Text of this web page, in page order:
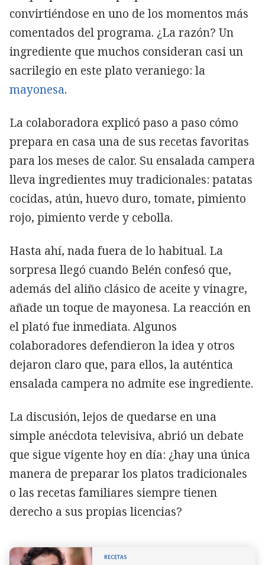
convirtiéndose en uno de los momentos más
comentados del programa. ¿La razón? Un
ingrediente que muchos consideran casi un
sacrilegio en este plato veraniego: la
mayonesa.
La colaboradora explicó paso a paso cómo
prepara en casa una de sus recetas favoritas
para los meses de calor. Su ensalada campera
lleva ingredientes muy tradicionales: patatas
cocidas, atún, huevo duro, tomate, pimiento
rojo, pimiento verde y cebolla.
Hasta ahí, nada fuera de lo habitual. La
sorpresa llegó cuando Belén confesó que,
además del aliño clásico de aceite y vinagre,
añade un toque de mayonesa. La reacción en
el plató fue inmediata. Algunos
colaboradores defendieron la idea y otros
dejaron claro que, para ellos, la auténtica
ensalada campera no admite ese ingrediente.
La discusión, lejos de quedarse en una
simple anécdota televisiva, abrió un debate
que sigue vigente hoy en día: ¿hay una única
manera de preparar los platos tradicionales
o las recetas familiares siempre tienen
derecho a sus propias licencias?
RECETAS